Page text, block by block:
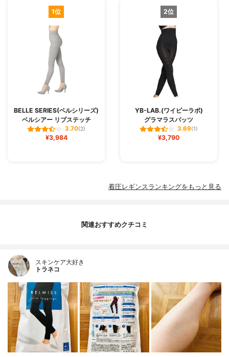
1位
BELLE SERIES(ベルシリーズ)
ベルシアー リブステッチ
3.70(2)
¥3,984
2位
YB-LAB.(ワイビーラボ)
グラマラスパッツ
3.69(1)
¥3,790
着圧レギンスランキングをもっと見る
関連おすすめクチコミ
スキンケア大好き
トラネコ